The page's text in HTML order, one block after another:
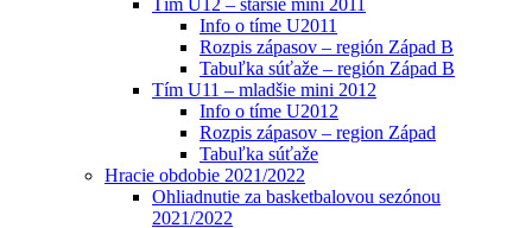
Info o tíme U2011
Rozpis zápasov – región Západ B
Tabuľka súťaže – región Západ B
Tím U11 – mladšie mini 2012
Info o tíme U2012
Rozpis zápasov – region Západ
Tabuľka súťaže
Hracie obdobie 2021/2022
Ohliadnutie za basketbalovou sezónou
2021/2022